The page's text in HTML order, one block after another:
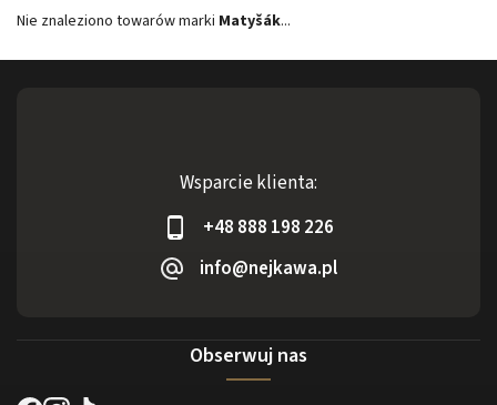
Nie znaleziono towarów marki Matyšák...
Wsparcie klienta:
+48 888 198 226
info@nejkawa.pl
Obserwuj nas